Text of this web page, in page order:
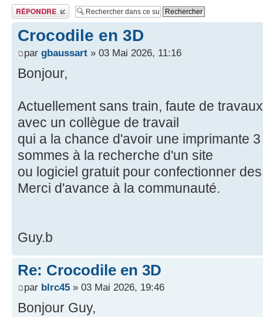
Publier une réponse
Crocodile en 3D
par gbaussart » 03 Mai 2026, 11:16
Bonjour,
Actuellement sans train, faute de
avec un collègue de travail
qui a la chance d'avoir une imprimante
sommes à la recherche d'un site
ou logiciel gratuit pour confectionner
Merci d'avance à la communauté.
Guy.b
Re: Crocodile en 3D
par blrc45 » 03 Mai 2026, 19:46
Bonjour Guy,